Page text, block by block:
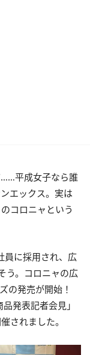
……平成女子なら誰
エックス。実は
コロニャという
員に採用され、広
う。コロニャの広
の発売が開始！
発表記者会見」
されました。